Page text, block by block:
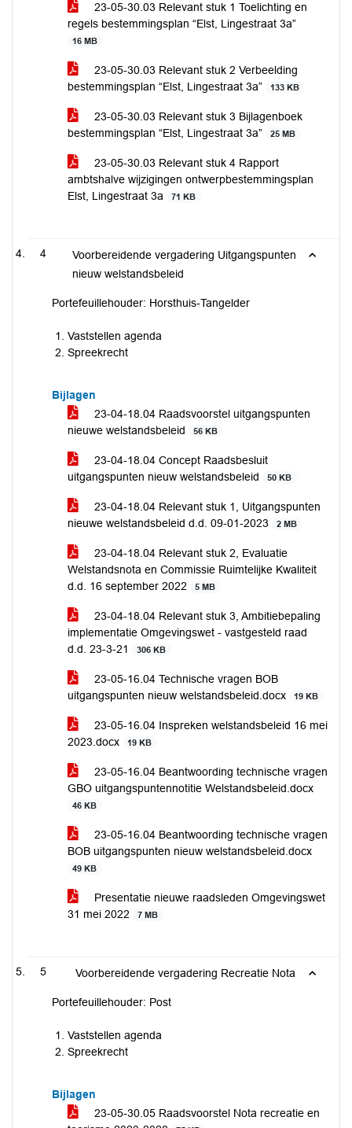
23-05-30.03 Relevant stuk 1 Toelichting en
regels bestemmingsplan “Elst, Lingestraat 3a”
16 MB
23-05-30.03 Relevant stuk 2 Verbeelding
bestemmingsplan “Elst, Lingestraat 3a”
133 KB
23-05-30.03 Relevant stuk 3 Bijlagenboek
bestemmingsplan “Elst, Lingestraat 3a”
25 MB
23-05-30.03 Relevant stuk 4 Rapport
ambtshalve wijzigingen ontwerpbestemmingsplan
Elst, Lingestraat 3a
71 KB
4
Voorbereidende vergadering Uitgangspunten
nieuw welstandsbeleid
Portefeuillehouder: Horsthuis-Tangelder
Vaststellen agenda
Spreekrecht
Bijlagen
23-04-18.04 Raadsvoorstel uitgangspunten
nieuwe welstandsbeleid
56 KB
23-04-18.04 Concept Raadsbesluit
uitgangspunten nieuw welstandsbeleid
50 KB
23-04-18.04 Relevant stuk 1, Uitgangspunten
nieuwe welstandsbeleid d.d. 09-01-2023
2 MB
23-04-18.04 Relevant stuk 2, Evaluatie
Welstandsnota en Commissie Ruimtelijke Kwaliteit
d.d. 16 september 2022
5 MB
23-04-18.04 Relevant stuk 3, Ambitiebepaling
implementatie Omgevingswet - vastgesteld raad
d.d. 23-3-21
306 KB
23-05-16.04 Technische vragen BOB
uitgangspunten nieuw welstandsbeleid.docx
19 KB
23-05-16.04 Inspreken welstandsbeleid 16 mei
2023.docx
19 KB
23-05-16.04 Beantwoording technische vragen
GBO uitgangspuntennotitie Welstandsbeleid.docx
46 KB
23-05-16.04 Beantwoording technische vragen
BOB uitgangspunten nieuw welstandsbeleid.docx
49 KB
Presentatie nieuwe raadsleden Omgevingswet
31 mei 2022
7 MB
5 Voorbereidende vergadering Recreatie Nota
Portefeuillehouder: Post
Vaststellen agenda
Spreekrecht
Bijlagen
23-05-30.05 Raadsvoorstel Nota recreatie en